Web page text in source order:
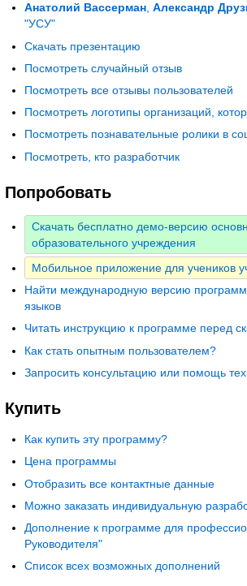
Анатолий Вассерман, Александр
"УСУ"
Скачать презентацию
Посмотреть случайный отзыв
Посмотреть все отзывы пользователей
Посмотреть логотипы организаций,
Посмотреть познавательные ролики в
Посмотреть, кто разработчик
Попробовать
Скачать бесплатно демо-версию
образовательного учреждения
Мобильное приложение для учеников
Найти международную версию
языков
Читать инструкцию к программе перед
Как стать опытным пользователем?
Запросить консультацию или помощь
Купить
Как купить эту программу?
Цена программы
Отобразить все контактные данные
Можно заказать индивидуальную
Дополнение к программе для
Руководителя"
Список всех возможных дополнений